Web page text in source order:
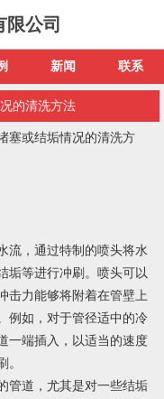
公司
新闻 联系
的清洗方法
塞或结垢情况的清洗方
流，通过特制的喷头将水
垢等进行冲刷。喷头可以
击力能够将附着在管壁上
例如，对于管径适中的冷
一端插入，以适当的速度
。
管道，尤其是对一些结垢